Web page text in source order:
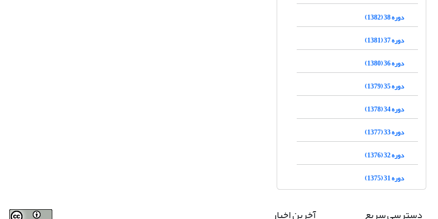
دوره 38 (1382)
دوره 37 (1381)
دوره 36 (1380)
دوره 35 (1379)
دوره 34 (1378)
دوره 33 (1377)
دوره 32 (1376)
دوره 31 (1375)
دسترسی سریع آخرین اخبار